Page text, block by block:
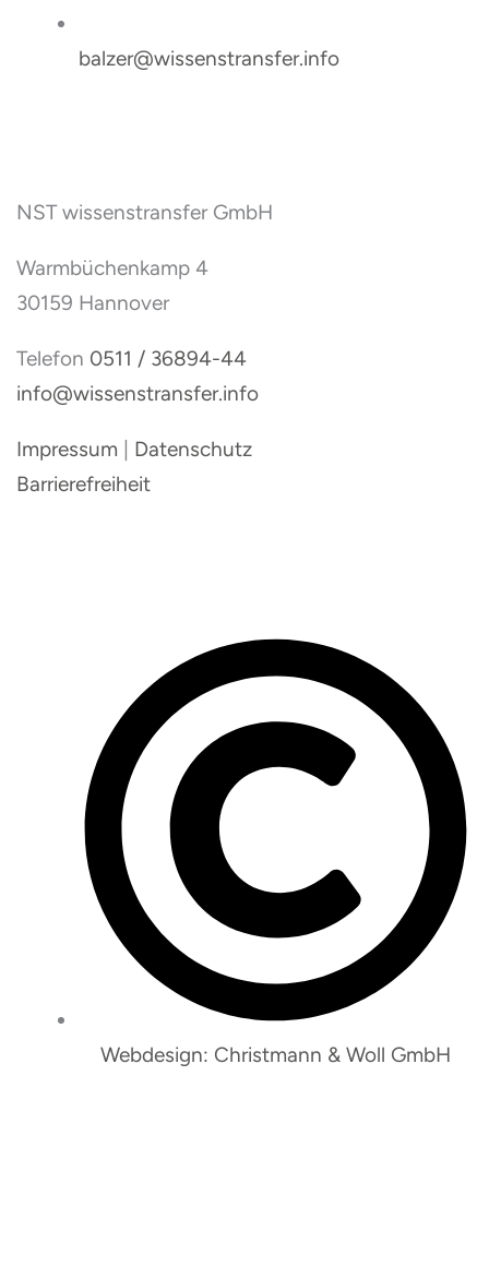
balzer@wissenstransfer.info
NST wissenstransfer GmbH
Warmbüchenkamp 4
30159 Hannover
Telefon 0511 / 36894-44
info@wissenstransfer.info
Impressum | Datenschutz
Barrierefreiheit
Webdesign: Christmann & Woll GmbH